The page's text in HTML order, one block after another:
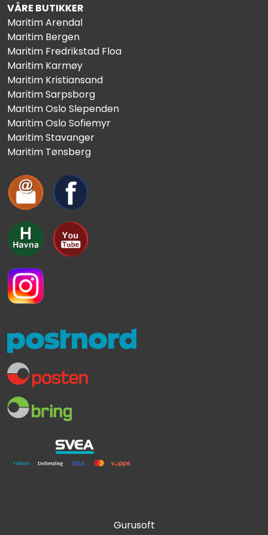
VÅRE BUTIKKER
Maritim Arendal
Maritim Bergen
Maritim Fredrikstad Floa
Maritim Karmøy
Maritim Kristiansand
Maritim Sarpsborg
Maritim Oslo Slependen
Maritim Oslo Sofiemyr
Maritim Stavanger
Maritim Tønsberg
Gurusoft